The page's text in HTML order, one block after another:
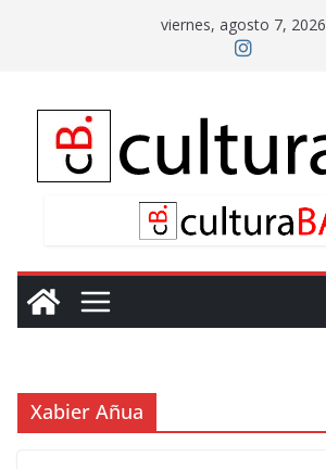
viernes, agosto 7, 2026
Xabier Añua